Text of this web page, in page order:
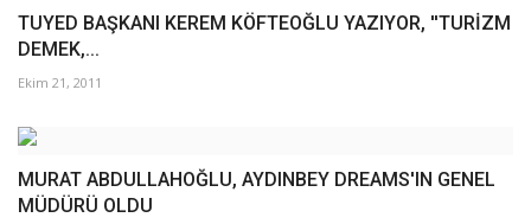
TUYED BAŞKANI KEREM KÖFTEOĞLU YAZIYOR, ''TURİZM
DEMEK,...
Ekim 21, 2011
MURAT ABDULLAHOĞLU, AYDINBEY DREAMS'IN GENEL
MÜDÜRÜ OLDU